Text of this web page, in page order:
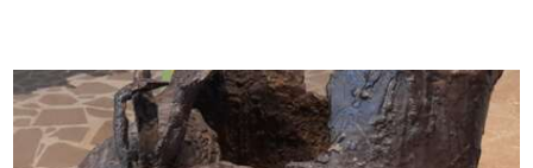
Academie van Kortrijk. Ze zat in de klas met de
beroemde beeldhouwer Kobe. Later gekwalificeerd
ze zich verder aan de Academie voor Beeldende